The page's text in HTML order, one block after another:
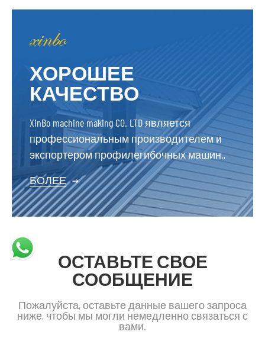
преимущества.Традиционные
и профилегибочные машины
как новая технология
формовки постепенно
демонстрируют свои
уникальные преимущества.
ХОРОШЕЕ
КАЧЕСТВО
XinBo machine making CO. LTD является
профессиональным производителем и
экспортером профилегибочных машин.,
БОЛЕЕ →
ОСТАВЬТЕ СВОЕ
СООБЩЕНИЕ
Пожалуйста, оставьте данные вашего запроса
ниже, чтобы мы могли немедленно связаться с
вами.